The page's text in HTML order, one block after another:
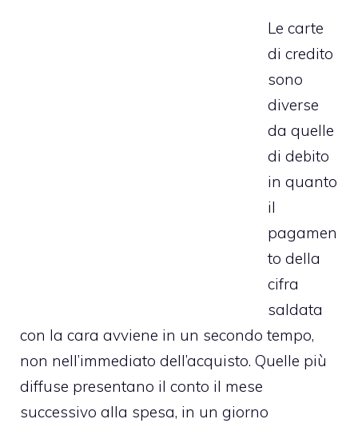
Le carte
di credito
sono
diverse
da quelle
di debito
in quanto
il
pagamen
to della
cifra
saldata
con la cara avviene in un secondo tempo,
non nell’immediato dell’acquisto. Quelle più
diffuse presentano il conto il mese
successivo alla spesa, in un giorno